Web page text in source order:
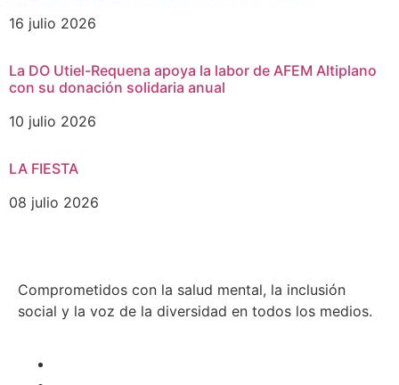
16 julio 2026
La DO Utiel-Requena apoya la labor de AFEM Altiplano
con su donación solidaria anual
10 julio 2026
LA FIESTA
08 julio 2026
Comprometidos con la salud mental, la inclusión
social y la voz de la diversidad en todos los medios.